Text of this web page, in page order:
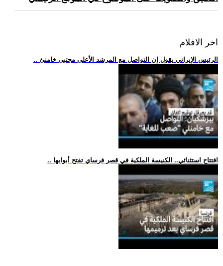
اخر الافلام
.. الرئيس الإيراني يقول إن التواصل مع المرشد الأعلى مجتبى خامنئ
.. افتتاح استثنائي.. الكنيسة الملكية في قصر فرساي تفتح أبوابها